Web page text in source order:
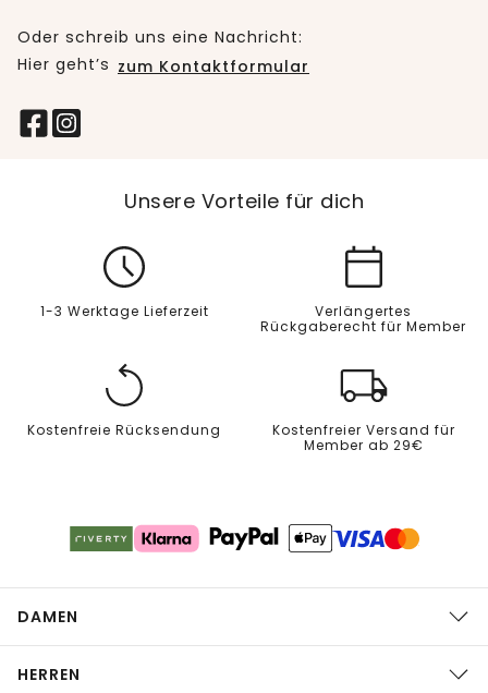
Oder schreib uns eine Nachricht:
Hier geht’s zum Kontaktformular
Unsere Vorteile für dich
1-3 Werktage Lieferzeit
Verlängertes
Rückgaberecht für Member
Kostenfreie Rücksendung
Kostenfreier Versand für
Member ab 29€
DAMEN
HERREN